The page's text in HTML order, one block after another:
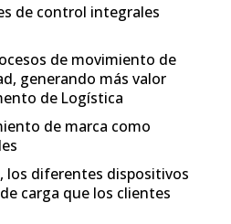
de control integrales
de movimiento de
generando más valor
de Logística
de marca como
los diferentes dispositivos
carga que los clientes